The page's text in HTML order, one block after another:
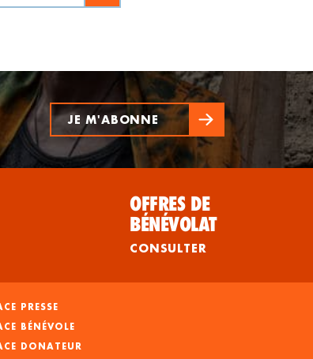
JE M'ABONNE
OFFRES DE
BÉNÉVOLAT
CONSULTER
PRESSE
BÉNÉVOLE
DONATEUR